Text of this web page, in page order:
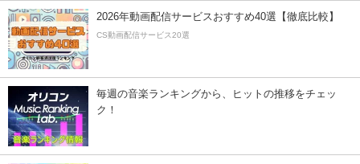
2026年動画配信サービスおすすめ40選【徹底比較】
CS動画配信サービス20選
毎週の音楽ランキングから、ヒットの推移をチェッ
ク！